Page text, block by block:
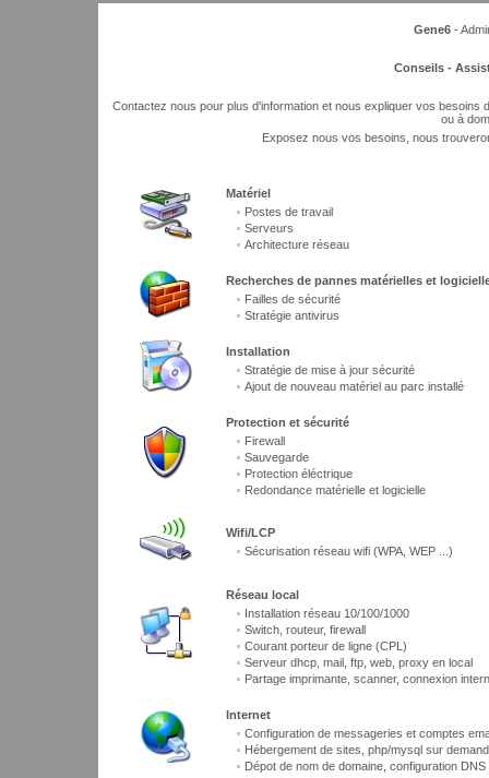
Gene6 -
Conseils -
Contactez nous pour plus d'information et nous expliquer vos
ou à
Exposez nous vos besoins, nous
Matériel
Postes de travail
Serveurs
Architecture réseau
Recherches de pannes matérielles et
Failles de sécurité
Stratégie antivirus
Installation
Stratégie de mise à jour sécurité
Ajout de nouveau matériel au parc installé
Protection et sécurité
Firewall
Sauvegarde
Protection éléctrique
Redondance matérielle et logicielle
Wifi/LCP
Sécurisation réseau wifi (WPA, WEP ...)
Réseau local
Installation réseau 10/100/1000
Switch, routeur, firewall
Courant porteur de ligne (CPL)
Serveur dhcp, mail, ftp, web, proxy en local
Partage imprimante, scanner, connexion
Internet
Configuration de messageries et comptes
Hébergement de sites, php/mysql sur
Dépot de nom de domaine, configuration DNS